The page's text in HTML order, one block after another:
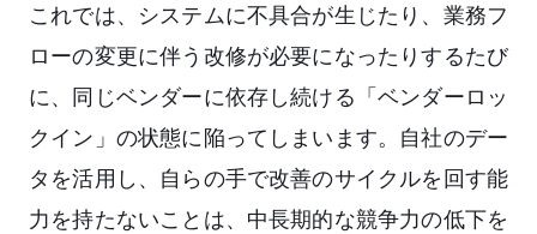
これでは、システムに不具合が生じたり、業務フ
ローの変更に伴う改修が必要になったりするたび
に、同じベンダーに依存し続ける「ベンダーロッ
クイン」の状態に陥ってしまいます。自社のデー
タを活用し、自らの手で改善のサイクルを回す能
力を持たないことは、中長期的な競争力の低下を